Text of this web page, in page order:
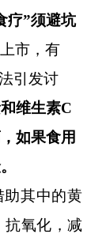
疗”须避坑
市，有
引发讨
维生素C
如果食用
助其中的黄
抗氧化，减